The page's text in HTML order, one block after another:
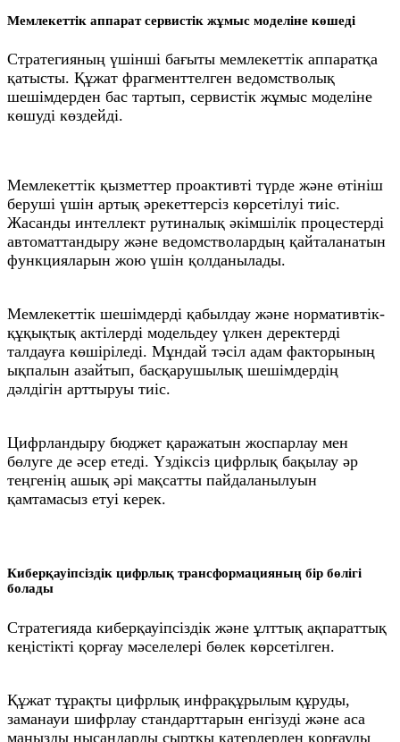
Мемлекеттік аппарат сервистік жұмыс моделіне көшеді
Стратегияның үшінші бағыты мемлекеттік аппаратқа
қатысты. Құжат фрагменттелген ведомстволық
шешімдерден бас тартып, сервистік жұмыс моделіне
көшуді көздейді.
Мемлекеттік қызметтер проактивті түрде және өтініш
беруші үшін артық әрекеттерсіз көрсетілуі тиіс.
Жасанды интеллект рутиналық әкімшілік процестерді
автоматтандыру және ведомстволардың қайталанатын
функцияларын жою үшін қолданылады.
Мемлекеттік шешімдерді қабылдау және нормативтік-
құқықтық актілерді модельдеу үлкен деректерді
талдауға көшіріледі. Мұндай тәсіл адам факторының
ықпалын азайтып, басқарушылық шешімдердің
дәлдігін арттыруы тиіс.
Цифрландыру бюджет қаражатын жоспарлау мен
бөлуге де әсер етеді. Үздіксіз цифрлық бақылау әр
теңгенің ашық әрі мақсатты пайдаланылуын
қамтамасыз етуі керек.
Киберқауіпсіздік цифрлық трансформацияның бір бөлігі
болады
Стратегияда киберқауіпсіздік және ұлттық ақпараттық
кеңістікті қорғау мәселелері бөлек көрсетілген.
Құжат тұрақты цифрлық инфрақұрылым құруды,
заманауи шифрлау стандарттарын енгізуді және аса
маңызды нысандарды сыртқы қатерлерден қорғауды